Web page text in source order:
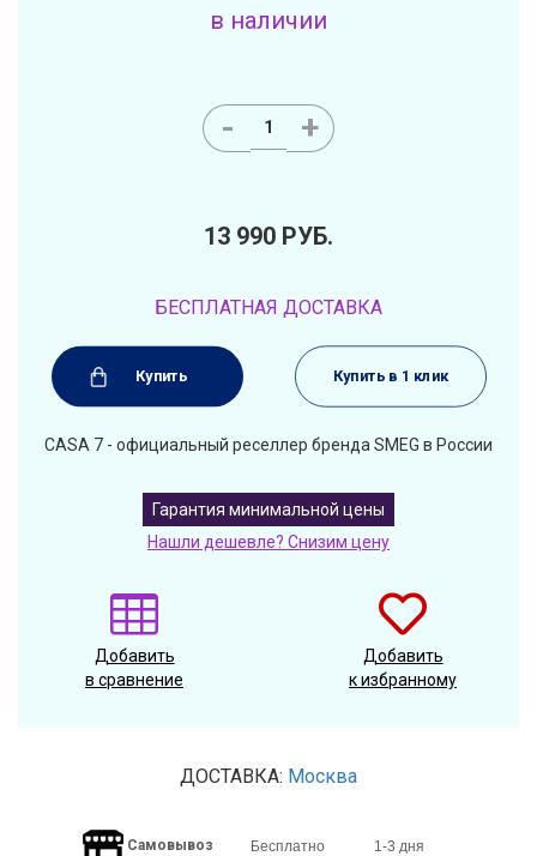
в наличии
- +
13 990 РУБ.
БЕСПЛАТНАЯ ДОСТАВКА
Купить Купить в 1 клик
CASA 7 - официальный реселлер бренда SMEG в России
Гарантия минимальной цены
Нашли дешевле? Снизим цену
Добавить
в сравнение
Добавить
к избранному
ДОСТАВКА: Москва
Самовывоз Бесплатно 1-3 дня